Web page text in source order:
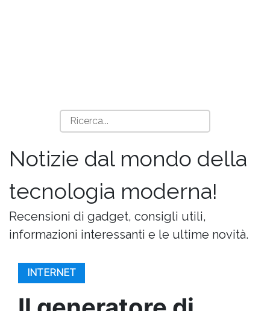
Notizie dal mondo della
tecnologia moderna!
Recensioni di gadget, consigli utili,
informazioni interessanti e le ultime novità.
INTERNET